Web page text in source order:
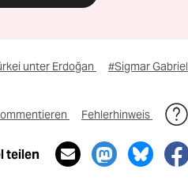
unter Erdoğan #Sigmar Gabriel
Fehlerhinweis
teilen